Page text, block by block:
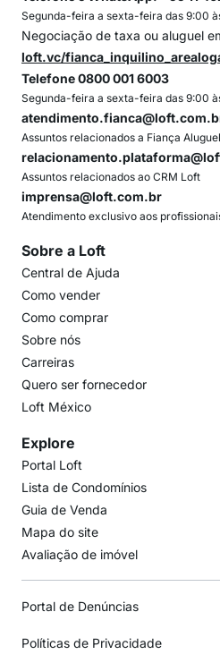
Segunda-feira a sexta-feira das 9:00
Negociação de taxa ou aluguel
loft.vc/
Telefone 0800 001 6003
Segunda-feira a sexta-feira das 9:00
Assuntos relacionados a Fiança Aluguel
Assuntos relacionados ao CRM Loft
imprensa@loft.com.br
Atendimento exclusivo aos
Sobre a Loft
Central de Ajuda
Como vender
Como comprar
Sobre nós
Carreiras
Quero ser fornecedor
Loft México
Explore
Portal Loft
Lista de Condomínios
Guia de Venda
Mapa do site
Avaliação de imóvel
Portal de Denúncias
Políticas de Privacidade